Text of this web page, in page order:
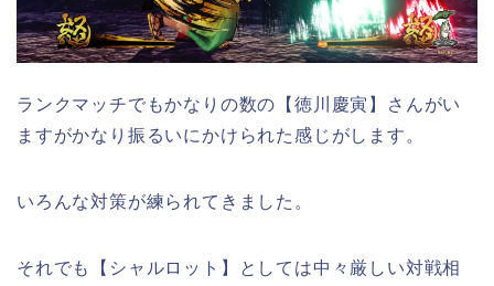
ランクマッチでもかなりの数の【徳川慶寅】さんがい
ますがかなり振るいにかけられた感じがします。
いろんな対策が練られてきました。
それでも【シャルロット】としては中々厳しい対戦相